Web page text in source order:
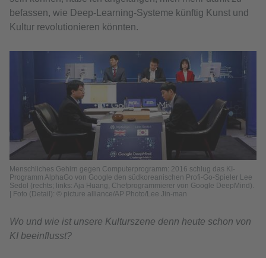
befassen, wie Deep-Learning-Systeme künftig Kunst und
Kultur revolutionieren könnten.
Menschliches Gehirn gegen Computerprogramm: 2016 schlug das KI-
Programm AlphaGo von Google den südkoreanischen Profi-Go-Spieler Lee
Sedol (rechts; links: Aja Huang, Chefprogrammierer von Google DeepMind).
| Foto (Detail): © picture alliance/AP Photo/Lee Jin-man
Wo und wie ist unsere Kulturszene denn heute schon von
KI beeinflusst?